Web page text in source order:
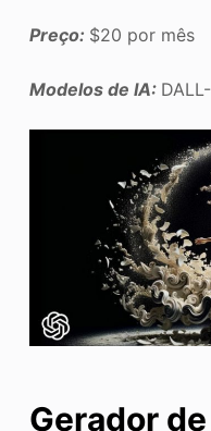
Preço: $20 por mês
Modelos de IA:
Gerador